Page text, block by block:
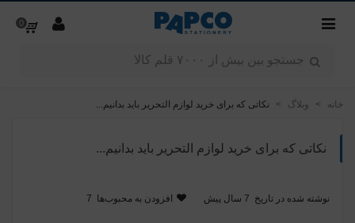
0
خانه > وبلاگ > نکاتی که برای خرید لوازم التحریر باید بدانیم...
نکاتی که برای خرید لوازم التحریر باید بدانیم...
نوشته شده در تاریخ 7 سال پیش افزودن به محبوب‌ها 7